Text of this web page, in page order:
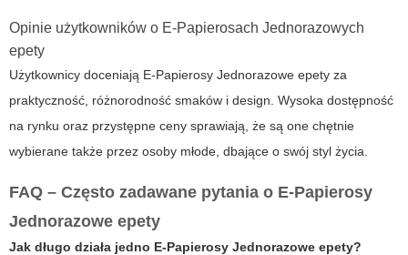
Opinie użytkowników o E-Papierosach Jednorazowych
epety
Użytkownicy doceniają E-Papierosy Jednorazowe epety za
praktyczność, różnorodność smaków i design. Wysoka dostępność
na rynku oraz przystępne ceny sprawiają, że są one chętnie
wybierane także przez osoby młode, dbające o swój styl życia.
FAQ – Często zadawane pytania o E-Papierosy
Jednorazowe epety
Jak długo działa jedno E-Papierosy Jednorazowe epety?